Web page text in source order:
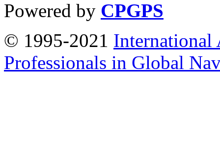
Powered by CPGPS
© 1995-2021 International
Professionals in Global